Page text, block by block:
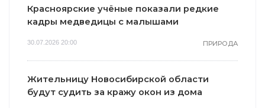
Красноярские учёные показали редкие
кадры медведицы с малышами
30.07.2026 20:00 ПРИРОДА
Жительницу Новосибирской области
будут судить за кражу окон из дома